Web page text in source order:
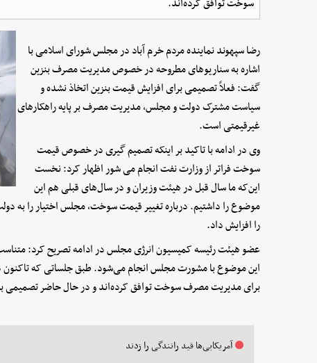
رضا سپهوند نماینده مردم خرم آباد در مجلس شورای اسلامی با
اشاره به سناریوهای مطروحه در خصوص مدیریت مصرف بنزین
گفت: فعلاً تصمیمی برای افزایش قیمت بنزین اتخاذ نشده و
سیاست مشترک دولت و مجلس، مدیریت مصرف بر پایه راهکارهای
غیرقیمتی است.
وی در ادامه با تاکید بر اینکه تصمیم گیری در خصوص قیمت
سوخت فراتر از وزارت نفت انجام می شور اظهار کرد: نخست
این‌که ما سال قبل در هیئت وزیران و در سال‌های قبلی هم این
موضوع را داشتیم. درباره تغییر قیمت سوخت، مجلس اختیار را به
را افزایش داد.
عضو هیئت رئیسه کمیسیون انرژی مجلس در ادامه تصریح کرد:
این موضوع با مشورت مجلس انجام می‌شود. طبق جلساتی که
برای مدیریت مصرف سوخت توافق کرده‌اند و در حال حاضر
آمریکایی‌ها قید رانندگی را زدند